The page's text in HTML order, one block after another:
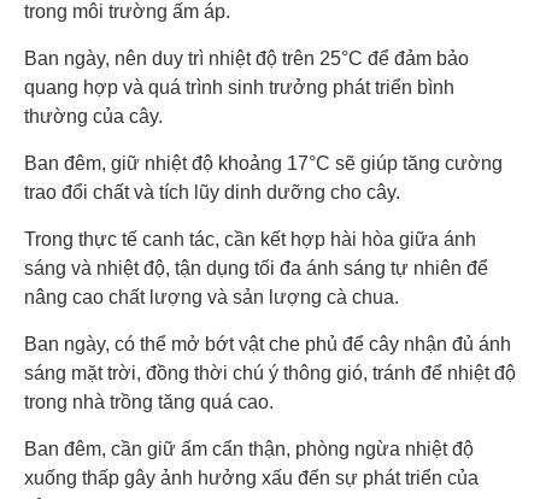
trong môi trường ấm áp.
Ban ngày, nên duy trì nhiệt độ trên 25°C để đảm bảo
quang hợp và quá trình sinh trưởng phát triển bình
thường của cây.
Ban đêm, giữ nhiệt độ khoảng 17°C sẽ giúp tăng cường
trao đổi chất và tích lũy dinh dưỡng cho cây.
Trong thực tế canh tác, cần kết hợp hài hòa giữa ánh
sáng và nhiệt độ, tận dụng tối đa ánh sáng tự nhiên để
nâng cao chất lượng và sản lượng cà chua.
Ban ngày, có thể mở bớt vật che phủ để cây nhận đủ ánh
sáng mặt trời, đồng thời chú ý thông gió, tránh để nhiệt độ
trong nhà trồng tăng quá cao.
Ban đêm, cần giữ ấm cẩn thận, phòng ngừa nhiệt độ
xuống thấp gây ảnh hưởng xấu đến sự phát triển của